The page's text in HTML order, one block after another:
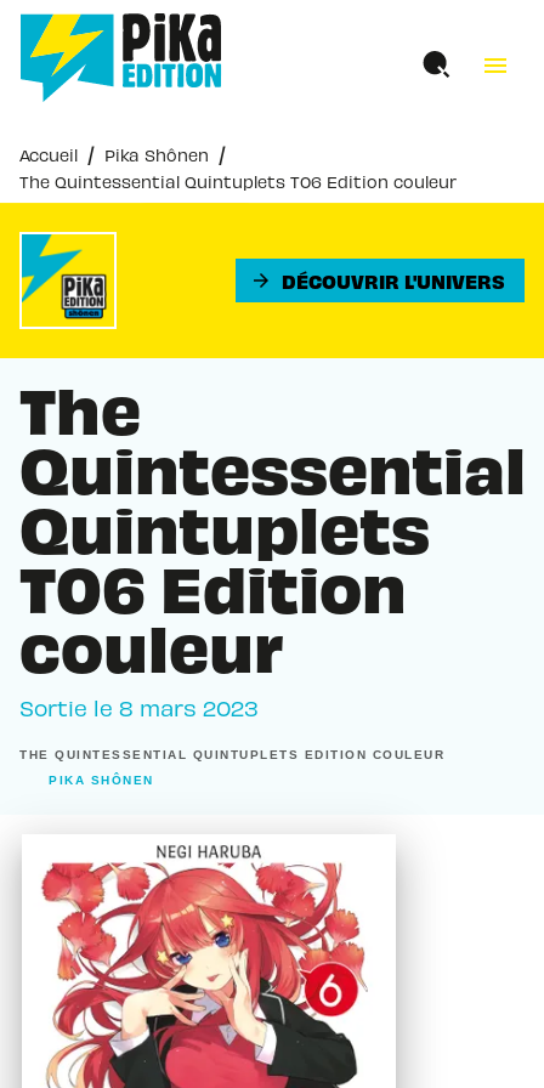
MENU RECHERCHE
PIED DE PAGE
menu
Accueil / Pika Shônen /
The Quintessential Quintuplets T06 Edition couleur
arrow_forward DÉCOUVRIR L'UNIVERS
The
Quintessential
Quintuplets
T06 Edition
couleur
Sortie le 8 mars 2023
THE QUINTESSENTIAL QUINTUPLETS EDITION COULEUR
PIKA SHÔNEN